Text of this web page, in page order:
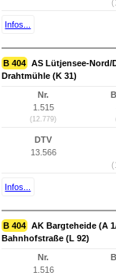
Infos...
B 404 AS Lütjensee-Nord/
Drahtmühle (K 31)
Nr.
1.515
(12.779)
DTV
13.566
Infos...
B 404 AK Bargteheide (A
Bahnhofstraße (L 92)
Nr.
1.516